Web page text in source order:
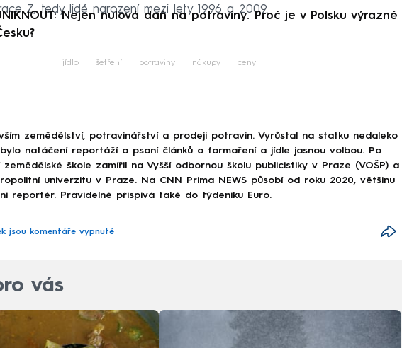
Z, tedy lidé narození mezi lety 1996 a 2009.
Nejen nulová daň na potraviny. Proč je v Polsku výrazně
Failed to fetch
jídlo šetření potraviny nákupy ceny
zemědělství, potravinářství a prodeji potravin. Vyrůstal na statku nedaleko
natáčení reportáží a psaní článků o farmaření a jídle jasnou volbou. Po
škole zamířil na Vyšší odbornou školu publicistiky v Praze (VOŠP) a
univerzitu v Praze. Na CNN Prima NEWS působí od roku 2020, většinu
reportér. Pravidelně přispívá také do týdeníku Euro.
jsou komentáře vypnuté
vás